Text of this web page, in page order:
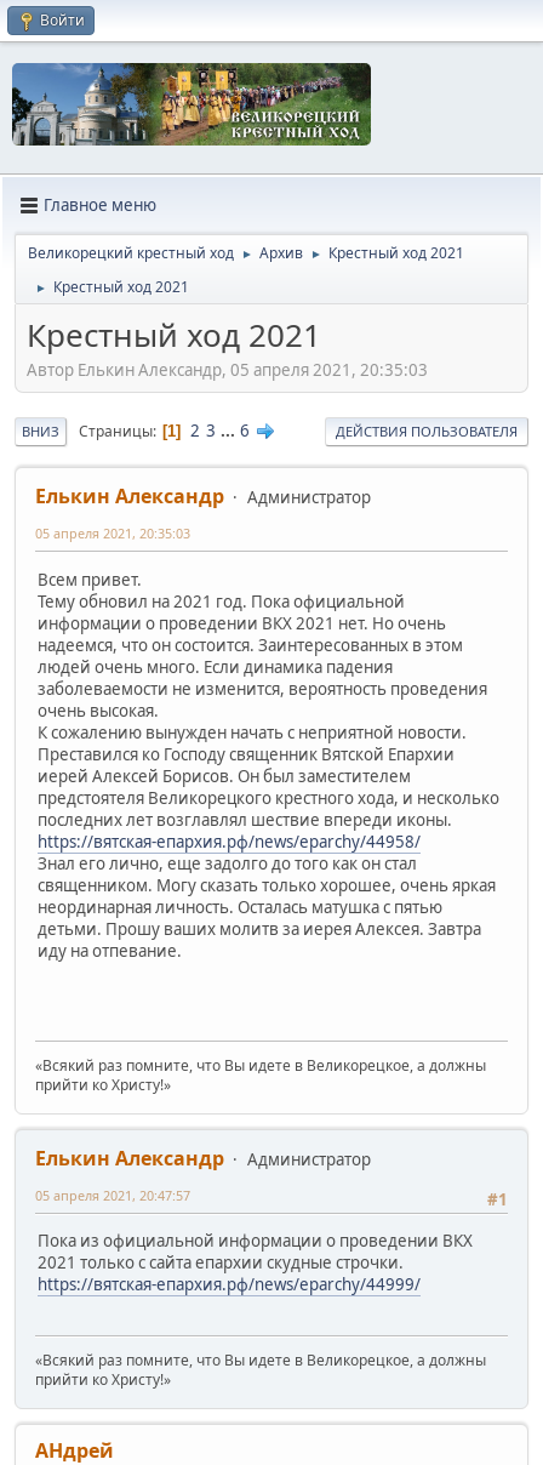
Войти
Главное меню
Великорецкий крестный ход ► Архив ► Крестный ход 2021
► Крестный ход 2021
Крестный ход 2021
Автор Елькин Александр, 05 апреля 2021, 20:35:03
ВНИЗ Страницы 1 2 3 ... 6 ДЕЙСТВИЯ ПОЛЬЗОВАТЕЛЯ
Елькин Александр Администратор
05 апреля 2021, 20:35:03
Всем привет.
Тему обновил на 2021 год. Пока официальной
информации о проведении ВКХ 2021 нет. Но очень
надеемся, что он состоится. Заинтересованных в этом
людей очень много. Если динамика падения
заболеваемости не изменится, вероятность проведения
очень высокая.
К сожалению вынужден начать с неприятной новости.
Преставился ко Господу священник Вятской Епархии
иерей Алексей Борисов. Он был заместителем
предстоятеля Великорецкого крестного хода, и несколько
последних лет возглавлял шествие впереди иконы.
https://вятская-епархия.рф/news/eparchy/44958/
Знал его лично, еще задолго до того как он стал
священником. Могу сказать только хорошее, очень яркая
неординарная личность. Осталась матушка с пятью
детьми. Прошу ваших молитв за иерея Алексея. Завтра
иду на отпевание.
«Всякий раз помните, что Вы идете в Великорецкое, а должны
прийти ко Христу!»
Елькин Александр
Администратор
#1
05 апреля 2021, 20:47:57
Пока из официальной информации о проведении ВКХ
2021 только с сайта епархии скудные строчки.
https://вятская-епархия.рф/news/eparchy/44999/
«Всякий раз помните, что Вы идете в Великорецкое, а должны
прийти ко Христу!»
АHдрей